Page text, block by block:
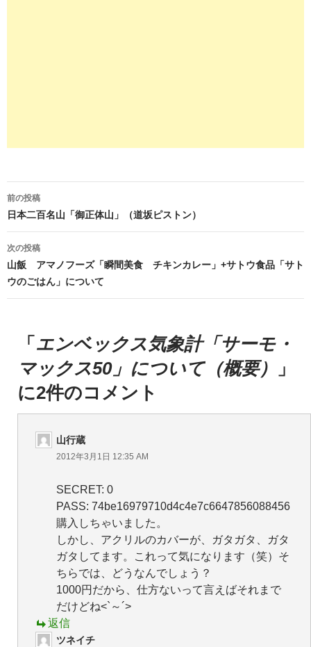
投
稿
ナ
ビ
ゲ
ョ
ン
前の投稿
日本二百名山「御正体山」（道坂ピストン）
次の投稿
山飯 アマノフーズ「瞬間美食 チキンカレー」+サトウ食品「サト
ウのごはん」について
「 エンベックス気象計「サーモ・
マックス50」について（概要）
」
に2件のコメント
山行蔵
2012年3月1日 12:35 AM
SECRET: 0
PASS: 74be16979710d4c4e7c6647856088456
購入しちゃいました。
しかし、アクリルのカバーが、ガタガタ、ガタ
ガタしてます。これって気になります（笑）そ
ちらでは、どうなんでしょう？
1000円だから、仕方ないって言えばそれまで
だけどね<`～´>
返信
ツネイチ